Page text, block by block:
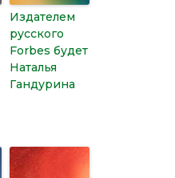
Издателем
русского
Forbes будет
Наталья
Гандурина